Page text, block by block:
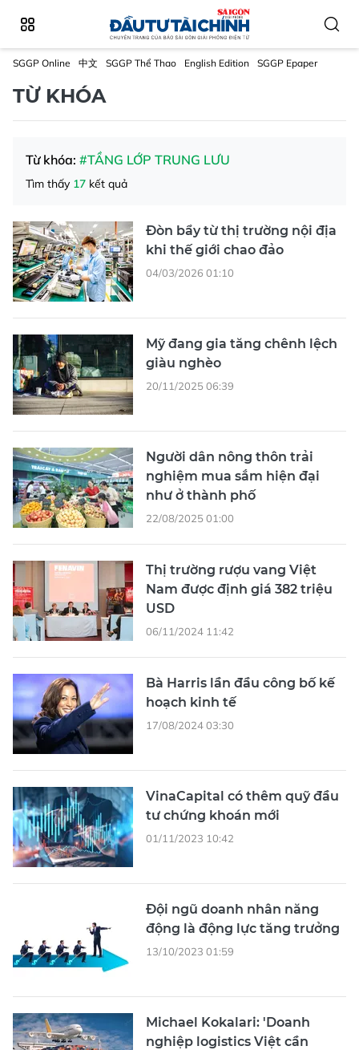
SGGP Online 中文 SGGP Thể Thao English Edition SGGP Epaper
TỪ KHÓA
Từ khóa: #TẦNG LỚP TRUNG LƯU
Tìm thấy 17 kết quả
Đòn bẩy từ thị trường nội địa
khi thế giới chao đảo
04/03/2026 01:10
Mỹ đang gia tăng chênh lệch
giàu nghèo
20/11/2025 06:39
Người dân nông thôn trải
nghiệm mua sắm hiện đại
như ở thành phố
22/08/2025 01:00
Thị trường rượu vang Việt
Nam được định giá 382 triệu
USD
06/11/2024 11:42
Bà Harris lần đầu công bố kế
hoạch kinh tế
17/08/2024 03:30
VinaCapital có thêm quỹ đầu
tư chứng khoán mới
01/11/2023 10:42
Đội ngũ doanh nhân năng
động là động lực tăng trưởng
13/10/2023 01:59
Michael Kokalari: 'Doanh
nghiệp logistics Việt cần